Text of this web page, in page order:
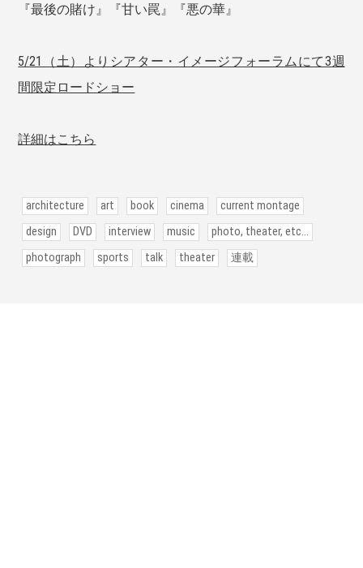
『最後の賭け』『甘い罠』『悪の華』
5/21（土）よりシアター・イメージフォーラムにて3週
間限定ロードショー
詳細はこちら
architecture art book cinema
current montage
design
DVD interview music
photo, theater, etc...
photograph
sports talk theater 連載